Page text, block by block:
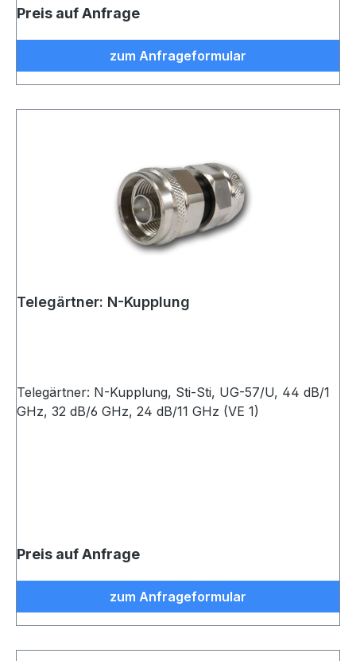
Preis auf Anfrage
zum Anfrageformular
Telegärtner: N-Kupplung
Telegärtner: N-Kupplung, Sti-Sti, UG-57/U, 44 dB/1
GHz, 32 dB/6 GHz, 24 dB/11 GHz (VE 1)
Preis auf Anfrage
zum Anfrageformular